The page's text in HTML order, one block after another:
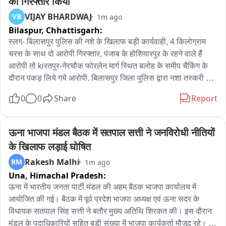
की जरूरत है।  ताकि वोट बैंक में पिछड़े अकालीदल को फिर से मजबूत
किया जा सके । इसकी अध्यक्षता शिरोमणि अकालीदल ट्रांसपोर्ट विंग के
पंजाब अध्यक्ष परमजीत सिंह वैरड़ द्वारा की जा रही है ।
VB VIJAY BHARDWAJ 1m ago
Bilaspur, Chhattisgarh:
स्लग- बिलासपुर पुलिस की नशे के खिलाफ बड़ी कार्यवाही, 4 किलोग्राम
चरस के साथ दो आरोपी गिरफ्तार, पंजाब के होशियारपुर के रहने वाले हैं
आरोपी तो kiरतपुर-नेरचौक फोरलेन मार्ग स्थित बलोह के समीप चैकिंग के
दौरान पकड़ लिये गये आरोपी. बिलासपुर जिला पुलिस द्वारा नशा तस्करी के
एसडीटी बिलासपुर की टीम ने 4 किलोग्राम चरस के साथ पंजाब के दो
स्पेशल डिटेक्शन टीम (SDT) बिलासपुर द्वारा कीरतपुर-नेरचौक फोरलेन
मार्ग पर बलोह के समीप मलयावार लिंक रोड पर चैकिंग के दौरान
PB07AC-2688 वाहन की जांच की गई तो 4 किलोग्राम चरस बरामद
हुई। वाहन में दो लोग सवार थे जिनकी पहचान 22 वर्षीय रवि कुमार निवासी
शक्तिनगर, धोबीघाट, जिला होशियारपुर, पंजाब तथा 28 वर्षीय सुखबीर
निवासी कणक मंडी, वार्ड सं. 024, गढ़ी गेट, जिला होशियारपुर, पंजाब के
रूप में हुई है। दोनों आरोपियों के खिलाफ ND&PS Act U/S 20, 29 के
तहत मामला दर्जकर आगामी कार्यवाही अमल में लाई जा रही है।
0 0 Share Report
ऊना भाजपा मंडल बैठक में सतपाल सत्ती ने जनविरोधी नीतियों
के खिलाफ लड़ाई घोषित
RM Rakesh Malhi 1m ago
Una, Himachal Pradesh:
ऊना में भारतीय जनता पार्टी मंडल की अहम बैठक भाजपा कार्यालय में
आयोजित की गई। बैठक में पूर्व प्रदेश भाजपा अध्यक्ष एवं ऊना सदर के
विधायक सतपाल सिंह सत्ती ने बतौर मुख्य अतिथि शिरकत की। इस दौरान
मंडल के पदाधिकारियों सहित बड़ी संख्या में भाजपा कार्यकर्ता मौजूद रहे।